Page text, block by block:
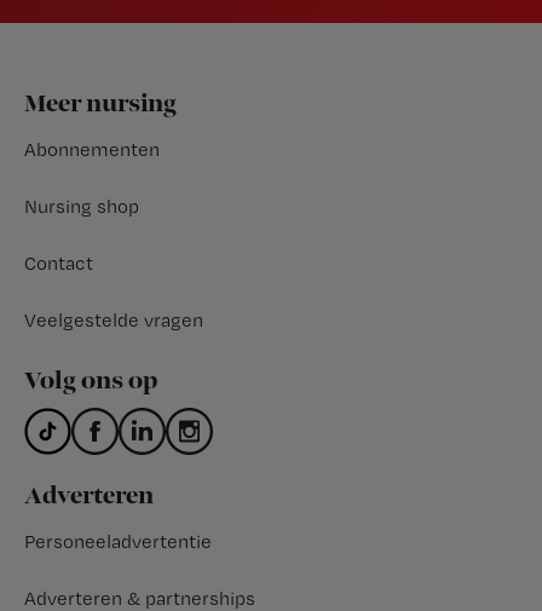
Footer
Meer nursing
Abonnementen
Nursing shop
Contact
Veelgestelde vragen
Volg ons op
Adverteren
Personeeladvertentie
Adverteren & partnerships